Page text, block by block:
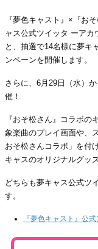
『夢色キャスト』×『お
ャス公式ツイッタ ーア
と、抽選で14名様に夢キ
ンペーンを開催します。
さらに、6月29日（水）
催！
『おそ松さん』コラボ
象楽曲のプレイ画面や、
おそ松さんコラボ」を付
キャスのオリジナルグッ
どちらも夢キャス公式ツ
す。
『夢色キャスト』公